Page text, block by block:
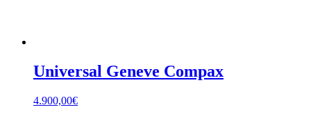
Universal Geneve Compax
4.900,00€